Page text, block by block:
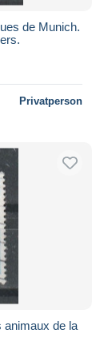
de Munich.
Privatperson
animaux de la